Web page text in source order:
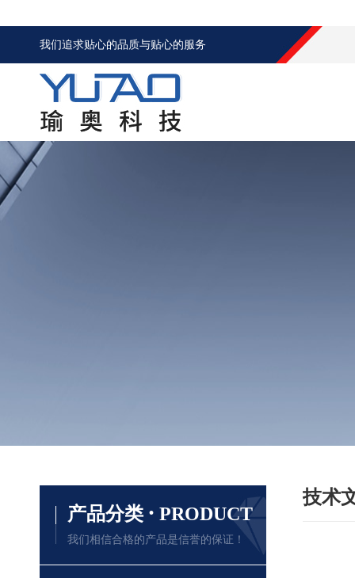
我们追求贴心的品质与贴心的服务
产品分类 · PRODUCT
我们相信合格的产品是信誉的保证！
技术